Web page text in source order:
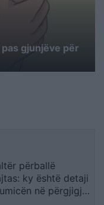
gjunjëve për
përballë
ky është detaji
në përgjigje